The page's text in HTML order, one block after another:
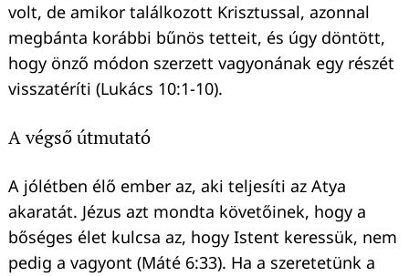
volt, de amikor találkozott Krisztussal, azonnal
megbánta korábbi bűnös tetteit, és úgy döntött,
hogy önző módon szerzett vagyonának egy részét
visszatéríti (Lukács 10:1-10).
A végső útmutató
A jólétben élő ember az, aki teljesíti az Atya
akaratát. Jézus azt mondta követőinek, hogy a
bőséges élet kulcsa az, hogy Istent keressük, nem
pedig a vagyont (Máté 6:33). Ha a szeretetünk a